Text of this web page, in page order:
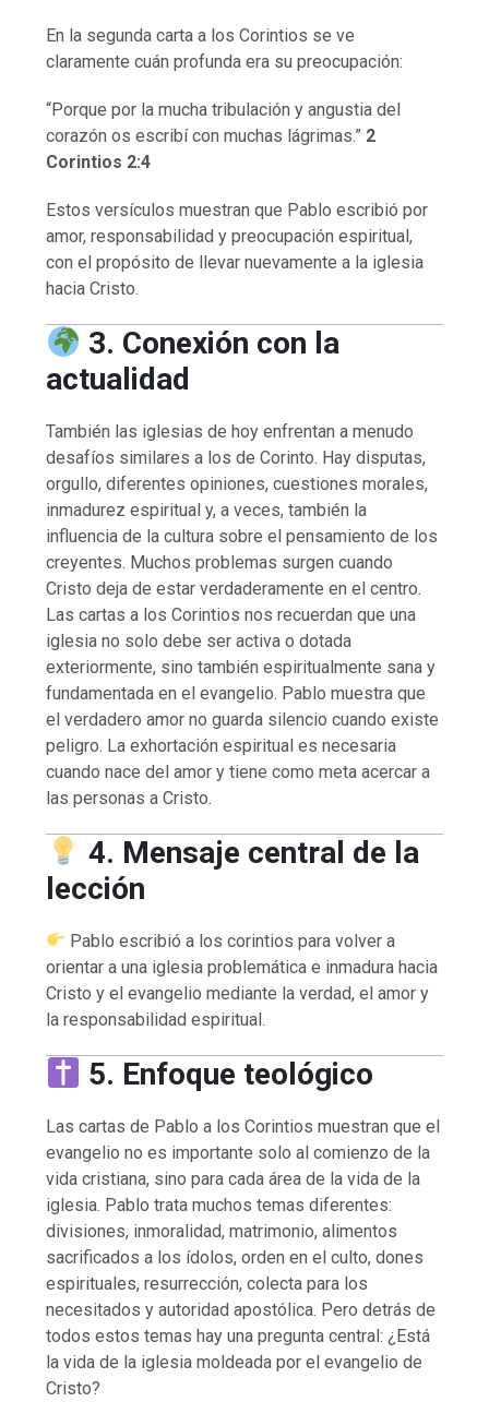
En la segunda carta a los Corintios se ve
claramente cuán profunda era su preocupación:
“Porque por la mucha tribulación y angustia del
corazón os escribí con muchas lágrimas.” 2
Corintios 2:4
Estos versículos muestran que Pablo escribió por
amor, responsabilidad y preocupación espiritual,
con el propósito de llevar nuevamente a la iglesia
hacia Cristo.
3. Conexión con la
actualidad
También las iglesias de hoy enfrentan a menudo
desafíos similares a los de Corinto. Hay disputas,
orgullo, diferentes opiniones, cuestiones morales,
inmadurez espiritual y, a veces, también la
influencia de la cultura sobre el pensamiento de los
creyentes. Muchos problemas surgen cuando
Cristo deja de estar verdaderamente en el centro.
Las cartas a los Corintios nos recuerdan que una
iglesia no solo debe ser activa o dotada
exteriormente, sino también espiritualmente sana y
fundamentada en el evangelio. Pablo muestra que
el verdadero amor no guarda silencio cuando existe
peligro. La exhortación espiritual es necesaria
cuando nace del amor y tiene como meta acercar a
las personas a Cristo.
4. Mensaje central de la
lección
Pablo escribió a los corintios para volver a
orientar a una iglesia problemática e inmadura hacia
Cristo y el evangelio mediante la verdad, el amor y
la responsabilidad espiritual.
5. Enfoque teológico
Las cartas de Pablo a los Corintios muestran que el
evangelio no es importante solo al comienzo de la
vida cristiana, sino para cada área de la vida de la
iglesia. Pablo trata muchos temas diferentes:
divisiones, inmoralidad, matrimonio, alimentos
sacrificados a los ídolos, orden en el culto, dones
espirituales, resurrección, colecta para los
necesitados y autoridad apostólica. Pero detrás de
todos estos temas hay una pregunta central: ¿Está
la vida de la iglesia moldeada por el evangelio de
Cristo?